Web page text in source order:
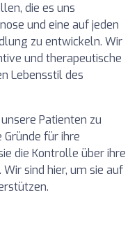
die es uns
und eine auf jeden
zu entwickeln. Wir
und therapeutische
Lebensstil des
Patienten zu
für ihre
die Kontrolle über ihre
sind hier, um sie auf